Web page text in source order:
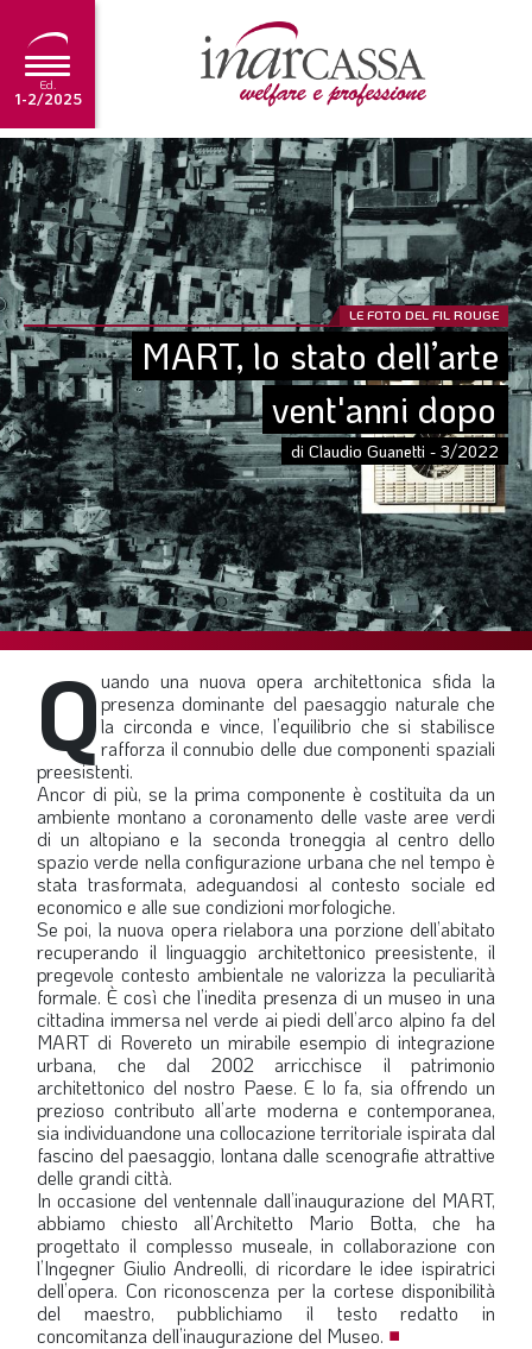
Ed.
1-2/2025
NEWS
EDITORIALE
TUTORIAL
SCADENZARIO
ARCHIVIO
Ultima edizione
1-2/2025
SOMMARIO
EDITORIALE
PREVIDENZA
PROFESSIONE
TERZA PAGINA
LE FOTO DEL FIL ROUGE
IN QUESTO NUMERO
SCENARIO ECONOMICO
SPAZIO APERTO
GOVERNANCE
FONDAZIONE
ASSOCIAZIONI
LA VIGNETTA DI EVASIO
SPECIALE
CAMBIA NUMERO expand_more
LE FOTO DEL FIL ROUGE
MART, lo stato dell’arte
vent'anni dopo
di Claudio Guanetti - 3/2022
Quando una nuova opera architettonica sfida la
presenza dominante del paesaggio naturale che
la circonda e vince, l’equilibrio che si stabilisce
rafforza il connubio delle due componenti spaziali
preesistenti.
Ancor di più, se la prima componente è costituita da un
ambiente montano a coronamento delle vaste aree verdi
di un altopiano e la seconda troneggia al centro dello
spazio verde nella configurazione urbana che nel tempo è
stata trasformata, adeguandosi al contesto sociale ed
economico e alle sue condizioni morfologiche.
Se poi, la nuova opera rielabora una porzione dell’abitato
recuperando il linguaggio architettonico preesistente, il
pregevole contesto ambientale ne valorizza la peculiarità
formale. È così che l’inedita presenza di un museo in una
cittadina immersa nel verde ai piedi dell’arco alpino fa del
MART di Rovereto un mirabile esempio di integrazione
urbana, che dal 2002 arricchisce il patrimonio
architettonico del nostro Paese. E lo fa, sia offrendo un
prezioso contributo all’arte moderna e contemporanea,
sia individuandone una collocazione territoriale ispirata dal
fascino del paesaggio, lontana dalle scenografie attrattive
delle grandi città.
In occasione del ventennale dall’inaugurazione del MART,
abbiamo chiesto all’Architetto Mario Botta, che ha
progettato il complesso museale, in collaborazione con
l’Ingegner Giulio Andreolli, di ricordare le idee ispiratrici
dell’opera. Con riconoscenza per la cortese disponibilità
del maestro, pubblichiamo il testo redatto in
concomitanza dell’inaugurazione del Museo. ■